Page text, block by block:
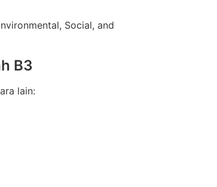
Social, and
B3
lain: